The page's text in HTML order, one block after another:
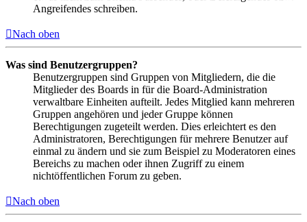
Angreifendes schreiben.
Nach oben
Was sind Benutzergruppen?
Benutzergruppen sind Gruppen von Mitgliedern, die die
Mitglieder des Boards in für die Board-Administration
verwaltbare Einheiten aufteilt. Jedes Mitglied kann mehreren
Gruppen angehören und jeder Gruppe können
Berechtigungen zugeteilt werden. Dies erleichtert es den
Administratoren, Berechtigungen für mehrere Benutzer auf
einmal zu ändern und sie zum Beispiel zu Moderatoren eines
Bereichs zu machen oder ihnen Zugriff zu einem
nichtöffentlichen Forum zu geben.
Nach oben